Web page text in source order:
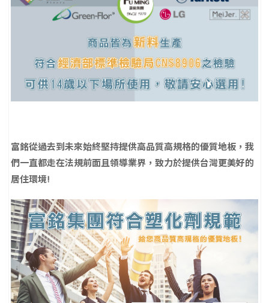
富銘從過去到未來始終堅持提供高品質高規格的優質地板，我
們一直都走在法規前面且領導業界，致力於提供台灣更美好的
居住環境!